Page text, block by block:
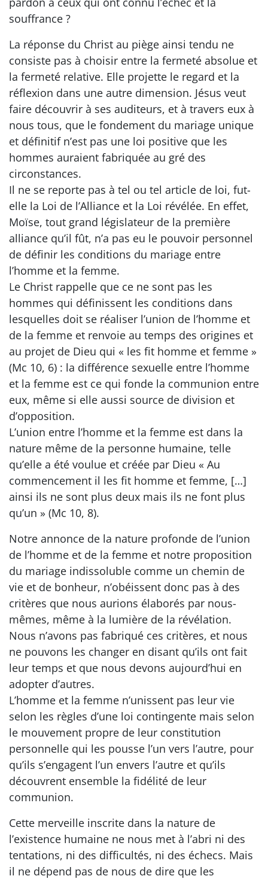
souffrance ?
La réponse du Christ au piège ainsi tendu ne
consiste pas à choisir entre la fermeté absolue et
la fermeté relative. Elle projette le regard et la
réflexion dans une autre dimension. Jésus veut
faire découvrir à ses auditeurs, et à travers eux à
nous tous, que le fondement du mariage unique
et définitif n’est pas une loi positive que les
hommes auraient fabriquée au gré des
circonstances.
Il ne se reporte pas à tel ou tel article de loi, fut-
elle la Loi de l’Alliance et la Loi révélée. En effet,
Moïse, tout grand législateur de la première
alliance qu’il fût, n’a pas eu le pouvoir personnel
de définir les conditions du mariage entre
l’homme et la femme.
Le Christ rappelle que ce ne sont pas les
hommes qui définissent les conditions dans
lesquelles doit se réaliser l’union de l’homme et
de la femme et renvoie au temps des origines et
au projet de Dieu qui « les fit homme et femme »
(Mc 10, 6) : la différence sexuelle entre l’homme
et la femme est ce qui fonde la communion entre
eux, même si elle aussi source de division et
d’opposition.
L’union entre l’homme et la femme est dans la
nature même de la personne humaine, telle
qu’elle a été voulue et créée par Dieu « Au
commencement il les fit homme et femme, […]
ainsi ils ne sont plus deux mais ils ne font plus
qu’un » (Mc 10, 8).
Notre annonce de la nature profonde de l’union
de l’homme et de la femme et notre proposition
du mariage indissoluble comme un chemin de
vie et de bonheur, n’obéissent donc pas à des
critères que nous aurions élaborés par nous-
mêmes, même à la lumière de la révélation.
Nous n’avons pas fabriqué ces critères, et nous
ne pouvons les changer en disant qu’ils ont fait
leur temps et que nous devons aujourd’hui en
adopter d’autres.
L’homme et la femme n’unissent pas leur vie
selon les règles d’une loi contingente mais selon
le mouvement propre de leur constitution
personnelle qui les pousse l’un vers l’autre, pour
qu’ils s’engagent l’un envers l’autre et qu’ils
découvrent ensemble la fidélité de leur
communion.
Cette merveille inscrite dans la nature de
l’existence humaine ne nous met à l’abri ni des
tentations, ni des difficultés, ni des échecs. Mais
il ne dépend pas de nous de dire que les